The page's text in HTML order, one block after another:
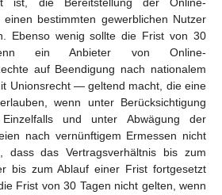
einen bestimmten gewerblichen Nutzer
Ebenso wenig sollte die Frist von 30
ein Anbieter von Online-
auf Beendigung nach nationalem
Unionsrecht — geltend macht, die eine
wenn unter Berücksichtigung
und unter Abwägung der
nach vernünftigem Ermessen nicht
dass das Vertragsverhältnis bis zum
bis zum Ablauf einer Frist fortgesetzt
Frist von 30 Tagen nicht gelten, wenn